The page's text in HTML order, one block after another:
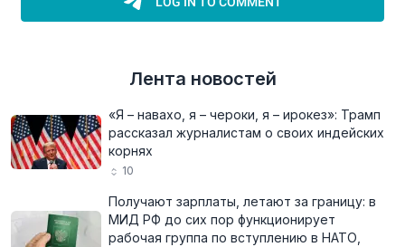
Лента новостей
«Я – навахо, я – чероки, я – ирокез»: Трамп
рассказал журналистам о своих индейских
корнях
10
Получают зарплаты, летают за границу: в
МИД РФ до сих пор функционирует
рабочая группа по вступлению в НАТО,